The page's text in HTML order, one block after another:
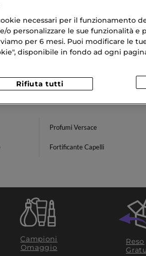
DUO STELLA
Cofanetto Regalo
9,90 €
Profumi Versace
Fortificante Capelli
Campioni
Omaggio
Reso
necessari per il funzionamento
o personalizzare le sue funzionalità
per 6 mesi. Puoi modificare le
disponibile in fondo ad ogni
Rifiuta tutti